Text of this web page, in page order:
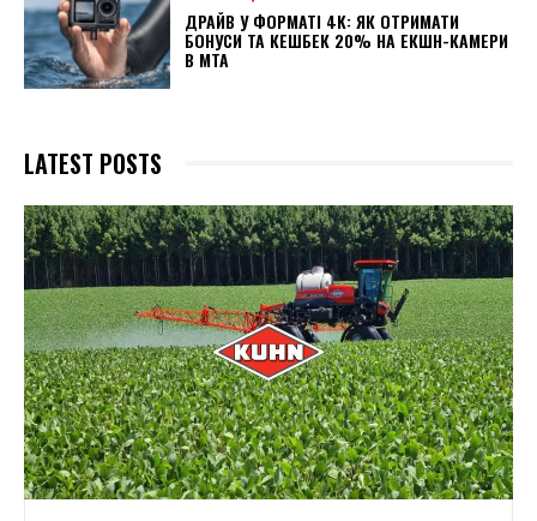
ДРАЙВ У ФОРМАТІ 4K: ЯК ОТРИМАТИ
БОНУСИ ТА КЕШБЕК 20% НА ЕКШН-КАМЕРИ
В МТА
LATEST POSTS